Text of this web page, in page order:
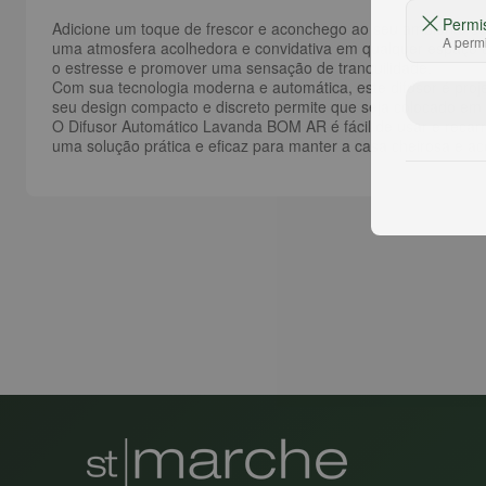
Adicione um toque de frescor e aconchego ao seu ambiente
uma atmosfera acolhedora e convidativa em qualquer
o estresse e promover uma sensação de tranquilidade.
Com sua tecnologia moderna e automática, este difusor é
seu design compacto e discreto permite que seja colocado
O Difusor Automático Lavanda BOM AR é fácil de usar e
uma solução prática e eficaz para manter a casa cheirosa e
A